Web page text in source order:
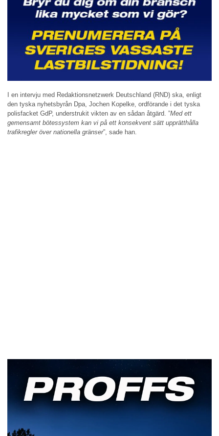
I en intervju med Redaktionsnetzwerk Deutschland (RND) ska, enligt
den tyska nyhetsbyrån Dpa, Jochen Kopelke, ordförande i det tyska
polisfacket GdP, understrukit vikten av en sådan åtgärd. ”Med ett
gemensamt bötessystem kan vi på ett konsekvent sätt upprätthålla
trafikregler över nationella gränser”, sade han.